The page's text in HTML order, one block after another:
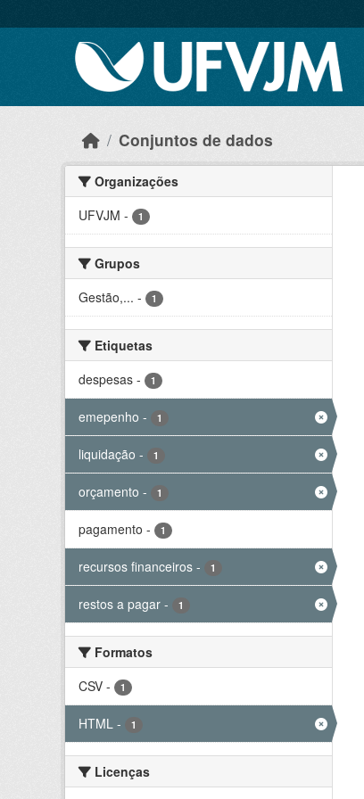
Conjuntos de dados
Organizações
UFVJM - 1
Grupos
Gestão,... - 1
Etiquetas
despesas - 1
emepenho - 1
liquidação - 1
orçamento - 1
pagamento - 1
recursos financeiros - 1
restos a pagar - 1
Formatos
CSV - 1
HTML - 1
Licenças